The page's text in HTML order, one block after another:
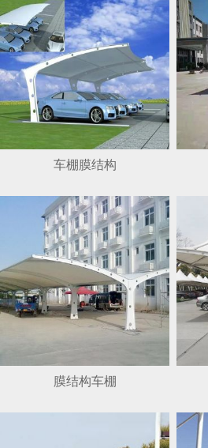
车棚膜结构
膜结构车棚